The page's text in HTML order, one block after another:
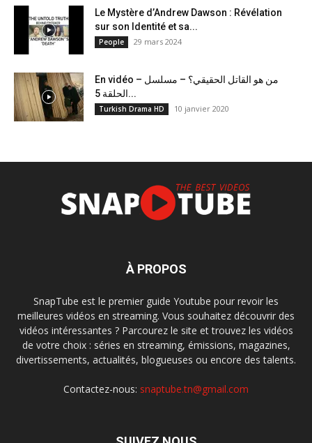
Le Mystère d’Andrew Dawson : Révélation
sur son Identité et sa...
People 29 mars 2024
En vidéo – من هو القاتل الحقيقي؟ – مسلسل
الحلقة 5...
Turkish Drama HD 10 janvier 2020
À PROPOS
SnapTube est le premier guide Youtube pour revoir les
meilleures vidéos en streaming. Vous souhaitez découvrir des
vidéos intéressantes ? Parcourez le site et trouvez les vidéos
de votre choix : séries en streaming, émissions, magazines,
divertissements, actualités, blogueuses ou encore des talents.
Contactez-nous: snaptube.tn@gmail.com